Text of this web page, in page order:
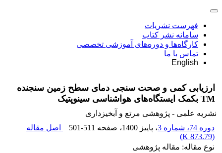
فهرست نشریات
سامانه نشر کتاب
کارگاه‌ها و دوره‌های آموزشی تخصصی
تماس با ما
English
ارزیابی کمی و صحت سنجی دمای سطح زمین سنجنده
TM بکمک ایستگاه‌های هواشناسی سینوپتیک
نشریه علمی - پژوهشی مرتع و آبخیزداری
دوره 74، شماره 3
، پاییز 1400 ، صفحه 501-511
اصل مقاله
(
873.79 K
)
نوع مقاله: مقاله پژوهشی